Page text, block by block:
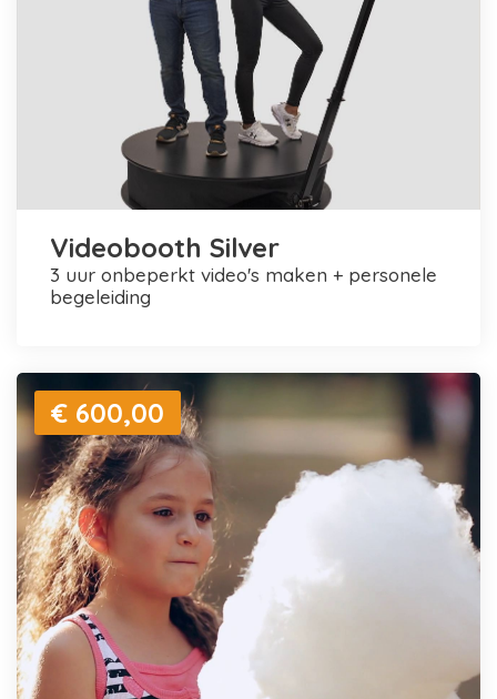
Videobooth Silver
3 uur onbeperkt video's maken + personele
begeleiding
€ 600,00